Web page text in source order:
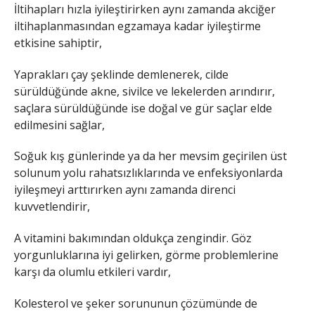
İltihapları hızla iyileştirirken aynı zamanda akciğer
iltihaplanmasından egzamaya kadar iyileştirme
etkisine sahiptir,
Yaprakları çay şeklinde demlenerek, cilde
sürüldüğünde akne, sivilce ve lekelerden arındırır,
saçlara sürüldüğünde ise doğal ve gür saçlar elde
edilmesini sağlar,
Soğuk kış günlerinde ya da her mevsim geçirilen üst
solunum yolu rahatsızlıklarında ve enfeksiyonlarda
iyileşmeyi arttırırken aynı zamanda direnci
kuvvetlendirir,
A vitamini bakımından oldukça zengindir. Göz
yorgunluklarına iyi gelirken, görme problemlerine
karşı da olumlu etkileri vardır,
Kolesterol ve şeker sorununun çözümünde de